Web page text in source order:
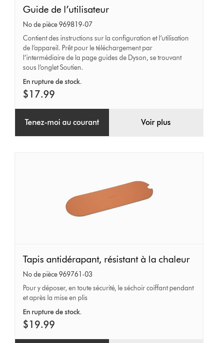
de
l’utilisateur
Guide de l’utilisateur
No de pièce 969819-07
Contient des instructions sur la configuration et l’utilisation
de l’appareil. Prêt pour le téléchargement par
l’intermédiaire de la page guides de Dyson, se trouvant
sous l’onglet Soutien.
En rupture de stock.
$17.99
Tenez-moi au courant Voir plus
antidérapant,
résistant
à
chaleur
Tapis antidérapant, résistant à la chaleur
No de pièce 969761-03
Pour y déposer, en toute sécurité, le séchoir coiffant pendant
et après la mise en plis
En rupture de stock.
$19.99